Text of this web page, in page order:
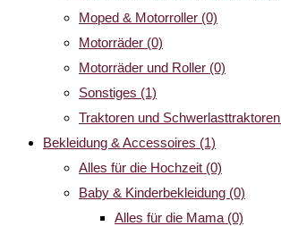
Moped & Motorroller (0)
Motorräder (0)
Motorräder und Roller (0)
Sonstiges (1)
Traktoren und Schwerlasttraktoren
Bekleidung & Accessoires (1)
Alles für die Hochzeit (0)
Baby & Kinderbekleidung (0)
Alles für die Mama (0)